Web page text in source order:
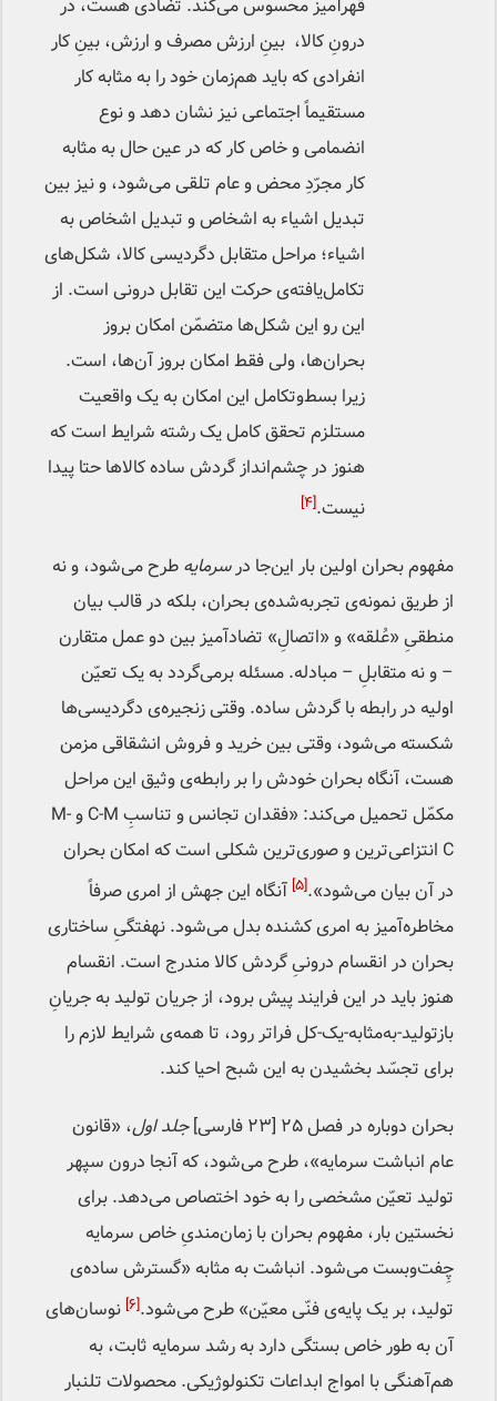
قهرآمیز محسوس می‌کند. تضادی هست، در
درونِ کالا، بینِ ارزش مصرف و ارزش، بینِ کار
انفرادی که باید هم‌زمان خود را به مثابه کار
مستقیماً اجتماعی نیز نشان دهد و نوع
انضمامی و خاص کار که در عین حال به مثابه
کار مجرّدِ محض و عام تلقی می‌شود، و نیز بین
تبدیل اشیاء به اشخاص و تبدیل اشخاص به
اشیاء؛ مراحل متقابل دگردیسی کالا، شکل‌های
تکامل‌یافته‌ی حرکت این تقابل درونی است. از
این رو این شکل‌ها متضمّن امکان بروز
بحران‌ها، ولی فقط امکان بروز آن‌ها، است.
زیرا بسط‌وتکامل این امکان به یک واقعیت
مستلزم تحقق کامل یک رشته شرایط است که
هنوز در چشم‌انداز گردش ساده کالاها حتا پیدا
نیست.[۴]
مفهوم بحران اولین بار این‌جا درسرمایه طرح می‌شود، و نه
از طریق نمونه‌ی تجربه‌شده‌ی بحران، بلکه در قالب بیان
منطقیِ «عُلقه» و «اتصالِ» تضادآمیز بین دو عمل متقارن
– و نه متقابلِ – مبادله. مسئله برمی‌گردد به یک تعیّن
اولیه‌ در رابطه با گردش ساده. وقتی زنجیره‌ی دگردیسی‌ها
شکسته می‌شود، وقتی بین خرید و فروش انشقاقی مزمن
هست، آنگاه بحران خودش را بر رابطه‌ی وثیق این مراحل
مکمّل تحمیل می‌کند: «فقدان تجانس و تناسبِ C-M و M-
C انتزاعی‌ترین و صوری‌ترین شکلی است که امکان بحران
در آن بیان می‌شود».[۵]
آنگاه این جهش از امری صرفاً
مخاطره‌آمیز به امری کشنده بدل می‌شود. نهفتگیِ ساختاری
بحران در انقسام درونیِ گردش کالا مندرج است. انقسام
هنوز باید در این فرایند پیش برود، از جریان تولید به جریانِ
بازتولید-به‌مثابه-یک-کل فراتر رود، تا همه‌ی شرایط لازم را
برای تجسّد بخشیدن به این شبح احیا کند.
بحران دوباره در فصل ۲۵ [۲۳ فارسی] جلد اول، «قانون
عام انباشت سرمایه»، طرح می‌شود، که آنجا درون سپهر
تولید تعیّن مشخصی را به خود اختصاص می‌دهد. برای
نخستین بار، مفهوم بحران با زمان‌مندیِ خاص سرمایه
چِفت‌و‌بست می‌شود. انباشت به مثابه «گسترش ساده‌ی
تولید، بر یک پایه‌ی فنّی معیّن» طرح می‌شود.[۶]
نوسان‌های
آن به طور خاص بستگی دارد به رشد سرمایه ثابت، به
هم‌آهنگی با امواج ابداعات تکنولوژیکی. محصولات تلنبار